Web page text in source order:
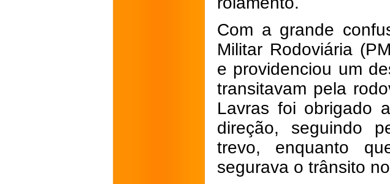
Com a grande
Militar Rodoviária
e providenciou um
transitavam pela
Lavras foi obrigado
direção, seguindo
trevo, enquanto
segurava o trânsito